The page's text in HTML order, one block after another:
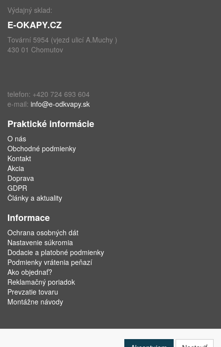
Výdajný sklad:
E-OKAPY.CZ
Tovární 5954 (vjezd ulicí A.Muchy )
430 01 Chomutov
telefon: +420 724 693 604
e-mail: info@e-odkvapy.sk
Praktické informácie
O nás
Obchodné podmienky
Kontakt
Akcia
Doprava
GDPR
Články a aktuality
Informace
Ochrana osobných dát
Nastavenie súkromia
Dodacie a platobné podmienky
Podmienky vrátenia peňazí
Ako objednať?
Reklamačný poriadok
Prevzatie tovaru
Montážne návody